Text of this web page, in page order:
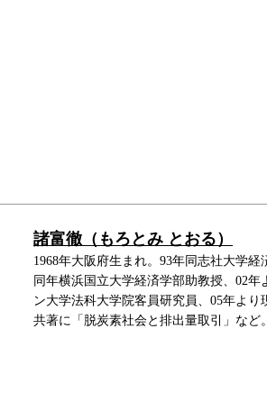
諸富徹（もろとみ とおる）
1968年大阪府生まれ。93年同志社大学
同年横浜国立大学経済学部助教授、02
ン大学法科大学院客員研究員、05年よ
共著に「脱炭素社会と排出量取引」など。